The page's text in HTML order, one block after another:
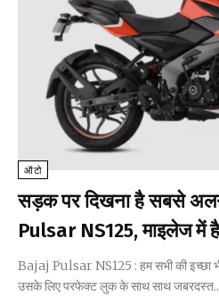
ऑटो
सड़क पर दिखना है सबसे
Pulsar NS125, माइलेज में
Bajaj Pulsar NS125 : हम सभी की इच्छा
उसके लिए परफेक्ट लुक के साथ साथ